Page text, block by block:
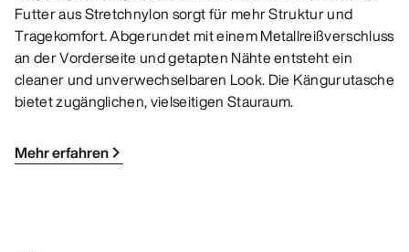
Futter aus Stretchnylon sorgt für mehr Struktur und
Tragekomfort. Abgerundet mit einem Metallreißverschluss
an der Vorderseite und getapten Nähte entsteht ein
cleaner und unverwechselbaren Look. Die Kängurutasche
bietet zugänglichen, vielseitigen Stauraum.
Mehr erfahren